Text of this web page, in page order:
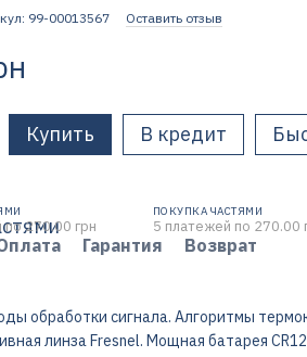
99-00013567 Оставить отзыв
Купить В кредит
270.00 грн
ПОКУПКА ЧАСТЯМИ
5 платежей по 270.00
Гарантия
Возврат
обработки сигнала. Алгоритмы
линза Fresnel. Мощная батарея